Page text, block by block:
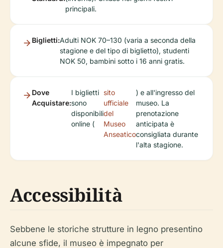
principali.
Biglietti:Adulti NOK 70–130 (varia a seconda della
stagione e del tipo di biglietto), studenti
NOK 50, bambini sotto i 16 anni gratis.
Dove
Acquistare:
I biglietti
sono
disponibili
online (
sito
ufficiale
del
Museo
Anseatico
) e all'ingresso del
museo. La
prenotazione
anticipata è
consigliata durante
l'alta stagione.
Accessibilità
Sebbene le storiche strutture in legno presentino
alcune sfide, il museo è impegnato per